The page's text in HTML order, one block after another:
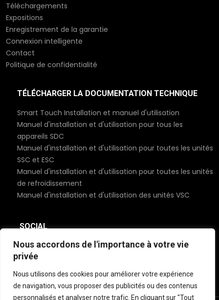
Nous accordons de l'importance à votre vie
privée
Nous utilisons des cookies pour améliorer votre expérience
de navigation, vous proposer des publicités ou des contenus
personnalisés et analyser notre trafic. En cliquant sur "Tout
Téléchargements
Expositions
Enregistrement de la garantie
Connexion intelligente
Contact
Politique de confidentialité
TÉLÉCHARGER LA DOCUMENTATION TECHNIQUE
Smart Touch Installation et manuel d'utilisation
Manuel d'installation et d'utilisation pour tous les
appareils SDC
Manuel d'installation et d'utilisation pour toutes les unités
SSC et ESC
Manuel d'installation et d'utilisation pour toutes les unités
de refroidissement
Manuel d'installation et d'utilisation des unités VSC
SOCIAL